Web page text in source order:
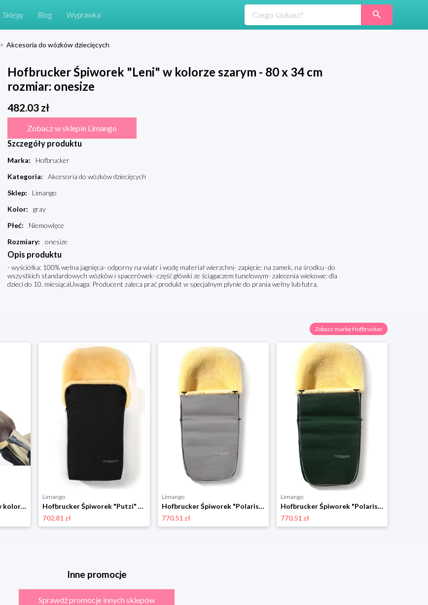
Sklepy Blog Wyprawka
> Akcesoria do wózków dziecięcych
Hofbrucker Śpiworek "Leni" w kolorze szarym - 80 x 34 cm
rozmiar: onesize
482.03zł
Zobacz w sklepie Limango
Szczegóły produktu
Marka:
Hofbrucker
Kategoria:
Akcesoria do wózków dziecięcych
Sklep:
Limango
Kolor:
gray
Płeć:
Niemowlęce
Rozmiary: onesize
Opis produktu
- wyściółka: 100% wełna jagnięca- odporny na wiatr i wodę materiał wierzchni- zapięcie: na zamek, na środku- do
wszystkich standardowych wózków i spacerówek- część główki ze ściągaczem tunelowym- zalecenia wiekowe: dla
dzieci do 10. miesiącaUwaga: Producent zaleca prać produkt w specjalnym płynie do prania wełny lub futra.
Zobacz markę Hofbrucker
Hofbrucker Ocieplacz w kolorze brązowym do rąk - 55 x 24 cm rozmiar: onesize
Limango
Hofbrucker Śpiworek "Putzi" w kolorze czarnym - 90 x 34 cm rozmiar: onesize
702.81 zł
Limango
Hofbrucker Śpiworek "Polaris" w kolorze szarym - 105 x 40 cm rozmiar: onesize
770.51 zł
Limango
Hofbrucker Śpiworek "Polaris" w kolorze ciemnozielonym - 105 x 40 cm rozmiar: onesize
770.51 zł
Inne promocje
Sprawdź promocje innych sklepów